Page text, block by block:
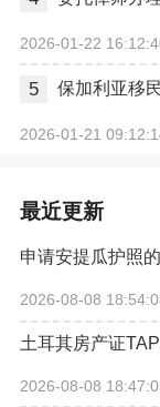
2026-01-22
5
2026-01-21
最近更新
申请安提瓜护照
2026-08-08
土耳其房产证
2026-08-08